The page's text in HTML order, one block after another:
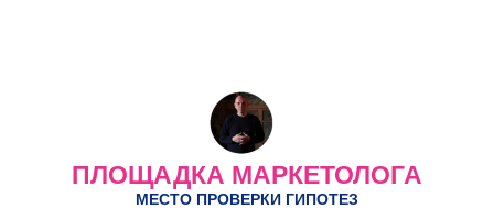
ПЛОЩАДКА МАРКЕТОЛОГА
МЕСТО ПРОВЕРКИ ГИПОТЕЗ